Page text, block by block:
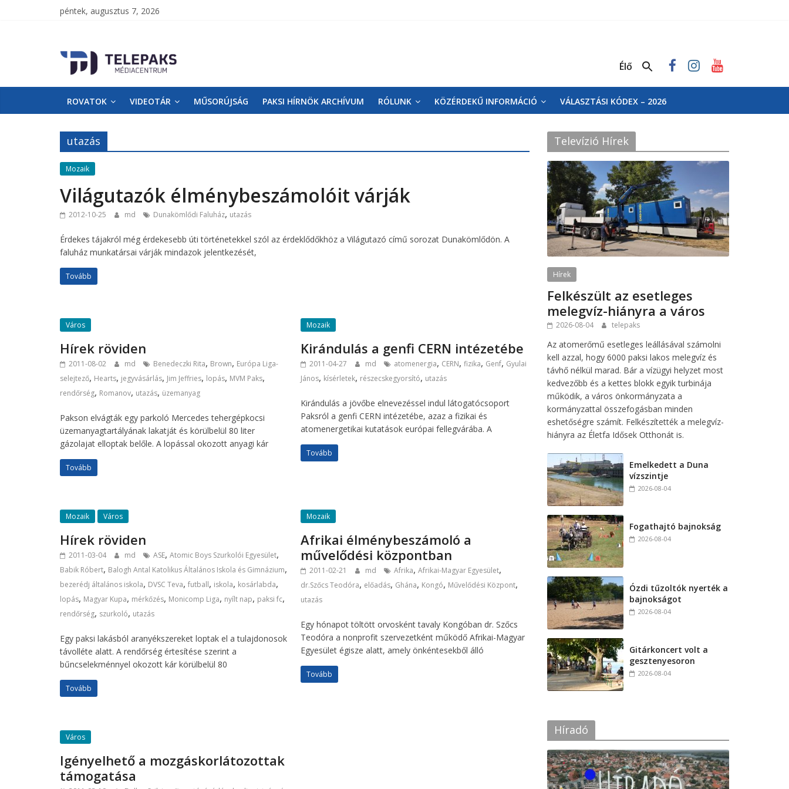
péntek, augusztus 7, 2026
TelePaks
Médiacentrum
TelePaks
Kistérségi
Televízió
honlapja
Élő
ROVATOK VIDEOTÁR MŰSORÚJSÁG PAKSI HÍRNÖK ARCHÍVUM RÓLUNK KÖZÉRDEKŰ INFORMÁCIÓ VÁLASZTÁSI KÓDEX – 2026
utazás
Mozaik
Világutazók élménybeszámolóit várják
2012-10-25 md Dunakömlődi Faluház, utazás
Érdekes tájakról még érdekesebb úti történetekkel szól az érdeklődőkhöz a Világutazó című sorozat Dunakömlődön. A
faluház munkatársai várják mindazok jelentkezését,
Tovább
Város
Hírek röviden
2011-08-02 md Benedeczki Rita, Brown, Európa Liga-
selejtező, Hearts, jegyvásárlás, Jim Jeffries, lopás, MVM Paks,
rendőrség, Romanov, utazás, üzemanyag
Pakson elvágták egy parkoló Mercedes tehergépkocsi
üzemanyagtartályának lakatját és körülbelül 80 liter
gázolajat elloptak belőle. A lopással okozott anyagi kár
Tovább
Mozaik
Kirándulás a genfi CERN intézetébe
2011-04-27 md atomenergia, CERN,fizika, Genf, Gyulai
János, kísérletek, részecskegyorsító, utazás
Kirándulás a jövőbe elnevezéssel indul látogatócsoport
Paksról a genfi CERN intézetébe, azaz a fizikai és
atomenergetikai kutatások európai fellegvárába. A
Tovább
Mozaik Város
Hírek röviden
2011-03-04 md ASE, Atomic Boys Szurkolói Egyesület,
Babik Róbert, Balogh Antal Katolikus Általános Iskola és Gimnázium,
bezerédj általános iskola, DVSC Teva, futball, iskola, kosárlabda,
lopás, Magyar Kupa, mérkőzés, Monicomp Liga, nyílt nap, paksi fc,
rendőrség, szurkoló, utazás
Egy paksi lakásból aranyékszereket loptak el a tulajdonosok
távolléte alatt. A rendőrség értesítése szerint a
bűncselekménnyel okozott kár körülbelül 80
Tovább
Mozaik
Afrikai élménybeszámoló a
művelődési központban
2011-02-21 md Afrika,Afrikai-Magyar Egyesület,
dr.Szőcs Teodóra, előadás, Ghána, Kongó, Művelődési Központ,
utazás
Egy hónapot töltött orvosként tavaly Kongóban dr. Szőcs
Teodóra a nonprofit szervezetként működő Afrikai-Magyar
Egyesület égisze alatt, amely önkéntesekből álló
Tovább
Város
Igényelhető a mozgáskorlátozottak
támogatása
Televízió Hírek
Hírek
Felkészült az esetleges
melegvíz-hiányra a város
2026-08-04 telepaks
Az atomerőmű esetleges leállásával számolni
kell azzal, hogy 6000 paksi lakos melegvíz és
távhő nélkül marad. Bár a vízügyi helyzet most
kedvezőbb és a kettes blokk egyik turbinája
működik, a város önkormányzata a
kormányzattal összefogásban minden
eshetőségre számít. Felkészítették a melegvíz-
hiányra az Életfa Idősek Otthonát is.
Emelkedett a Duna
vízszintje
2026-08-04
Fogathajtó bajnokság
2026-08-04
Ózdi tűzoltók nyerték a
bajnokságot
2026-08-04
Gitárkoncert volt a
gesztenyesoron
2026-08-04
Híradó